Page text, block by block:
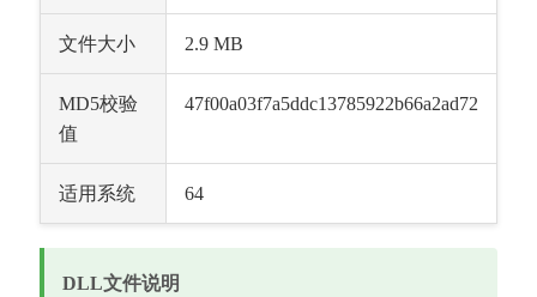
文件大小 2.9 MB
MD5校验
值
47f00a03f7a5ddc13785922b66a2ad72
适用系统 64
DLL文件说明